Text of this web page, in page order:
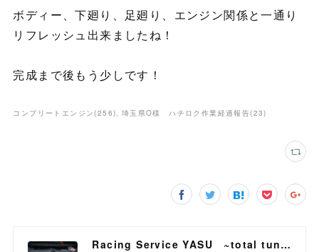
ボディー、下廻り、足廻り、エンジン関係と一通り
リフレッシュ出来ましたね！
完成まで後もう少しです！
コンプリートエンジン(256) 埼玉県O様 ハチロク作業経過報告(23)
Racing Service YASU ~total tuning proshop~